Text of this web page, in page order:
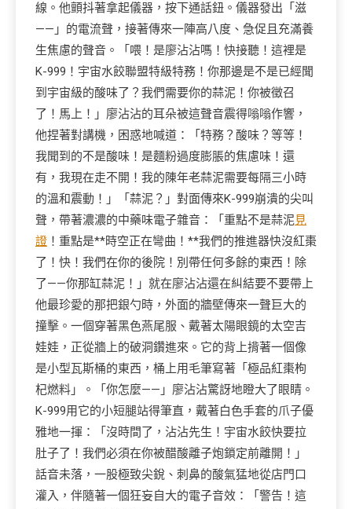
線。他顫抖著拿起儀器，按下通話鈕。儀器發出「滋
——」的電流聲，接著傳來一陣高八度、急促且充滿養
生焦慮的聲音。「喂！是廖沾沾嗎！快接聽！這裡是
K-999！宇宙水餃聯盟特級特務！你那邊是不是已經聞
到宇宙級的酸味了？我們需要你的蒜泥！你被徵召
了！馬上！」廖沾沾的耳朵被這聲音震得嗡嗡作響，
他捏著對講機，困惑地喊道：「特務？酸味？等等！
我聞到的不是酸味！是麵粉過度膨脹的焦慮味！還
有，我現在走不開！我的陳年老蒜泥需要每隔三小時
的溫和震動！」「蒜泥？」對面傳來K-999崩潰的尖叫
聲，帶著濃濃的中藥味電子雜音：「重點不是蒜泥見
證 ！重點是**時空正在彎曲！**我們的推進器快沒紅棗
了！快！我們在你的後院！別帶任何多餘的東西！除
了——你那缸蒜泥！」就在廖沾沾還在糾結要不要帶上
他最珍愛的那把銀勺時，外面的牆壁傳來一聲巨大的
撞擊。一個穿著黑色燕尾服、戴著太陽眼鏡的太空吉
娃娃，正從牆上的破洞鑽進來。它的背上揹著一個像
是小型瓦斯桶的東西，桶上用毛筆寫著「極品紅棗枸
杞燃料」。「你怎麼——」廖沾沾驚訝地瞪大了眼睛。
K-999用它的小短腿站得筆直，戴著白色手套的爪子優
雅地一揮：「沒時間了，沾沾先生！宇宙水餃快要拉
肚子了！我們必須在你被醋酸離子炮鎖定前離開！」
話音未落，一股極致尖銳、刺鼻的酸氣猛地從店門口
灌入，伴隨著一個狂妄自大的電子音效：「警告！這